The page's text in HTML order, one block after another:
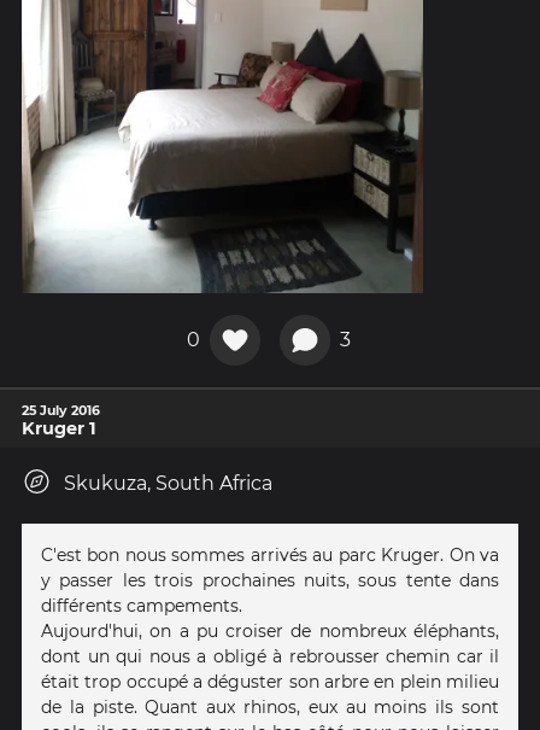
0 3
25 July 2016
Kruger 1
Skukuza, South Africa
C'est bon nous sommes arrivés au parc Kruger. On va
y passer les trois prochaines nuits, sous tente dans
différents campements.
Aujourd'hui, on a pu croiser de nombreux éléphants,
dont un qui nous a obligé à rebrousser chemin car il
était trop occupé a déguster son arbre en plein milieu
de la piste. Quant aux rhinos, eux au moins ils sont